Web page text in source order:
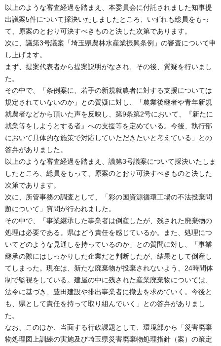
以上のような審査経過を踏まえ、本委員会に付託されました知事提
出議案5件について採決いたしましたところ、いずれも総員をもっ
て、原案のとおり可決すべきものと決した次第であります。
次に、議第3号議案「埼玉県農林水産業振興条例」の審査について申
し上げます。
まず、提案代表者から提案説明がなされ、その後、質疑を行いまし
た。
その中で、「条例案に、若手の新規就農者に対する支援については
規定されていないのか」との質疑に対し、「農業後継者や青年新規
就農者などから頂いた声を反映し、第9条第2号において、『新たに
就業等をしようとする者』への支援等を定めている。今後、執行部
において具体的な施策で対応していただきたいと考えている」との
答弁がありました。
以上のような審査経過を踏まえ、議第3号議案について採決いたしま
したところ、総員をもって、原案のとおり可決すべきものと決した
次第であります。
次に、所管事務の調査として、「彩の国資源循環工場の不法投棄問
題について」質問が行われました。
その中で、「事業継承した事業者は倒産したが、残された廃棄物の
処理は必要である。県はどう責任を感じているか。また、処理につ
いてどのような見通しを持っているのか」との質問に対し、「事業
継承の際にはしっかりした企業だと判断したが、結果として倒産し
てしまった。現在は、新たな廃棄物が投棄されないよう、24時間体
制で監視をしている。建屋の中に残された産業廃棄物については、
法令に基づき、豊田建設や排出事業者に撤去を求めていく。今後と
も、県として責任を持って取り組んでいく」との答弁がありまし
た。
なお、このほか、当面する行政課題として、環境部から「災害廃棄
物処理図上訓練の実施及び埼玉県災害廃棄物処理指針（案）の策定